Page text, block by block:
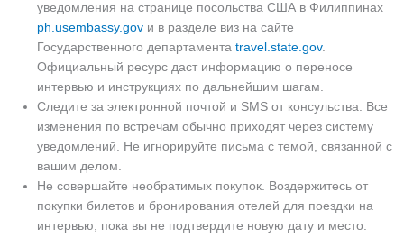
уведомления на странице посольства США в Филиппинах
ph.usembassy.gov и в разделе виз на сайте
Государственного департаментаtravel.state.gov.
Официальный ресурс даст информацию о переносе
интервью и инструкциях по дальнейшим шагам.
Следите за электронной почтой и SMS от консульства. Все
изменения по встречам обычно приходят через систему
уведомлений. Не игнорируйте письма с темой, связанной с
вашим делом.
Не совершайте необратимых покупок. Воздержитесь от
покупки билетов и бронирования отелей для поездки на
интервью, пока вы не подтвердите новую дату и место.